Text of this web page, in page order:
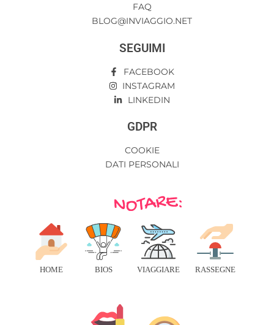
FAQ
BLOG@INVIAGGIO.NET
SEGUIMI
FACEBOOK
INSTAGRAM
LINKEDIN
GDPR
COOKIE
DATI PERSONALI
HOME BIOS VIAGGIARE RASSEGNE